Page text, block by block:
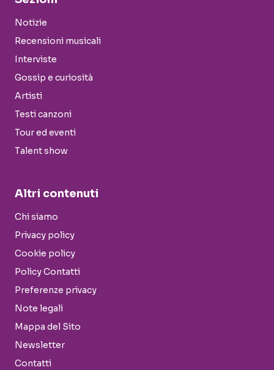
Notizie
Recensioni musicali
Interviste
Gossip e curiosità
Artisti
Testi canzoni
Tour ed eventi
Talent show
Altri contenuti
Chi siamo
Privacy policy
Cookie policy
Policy Contatti
Preferenze privacy
Note legali
Mappa del Sito
Newsletter
Contatti